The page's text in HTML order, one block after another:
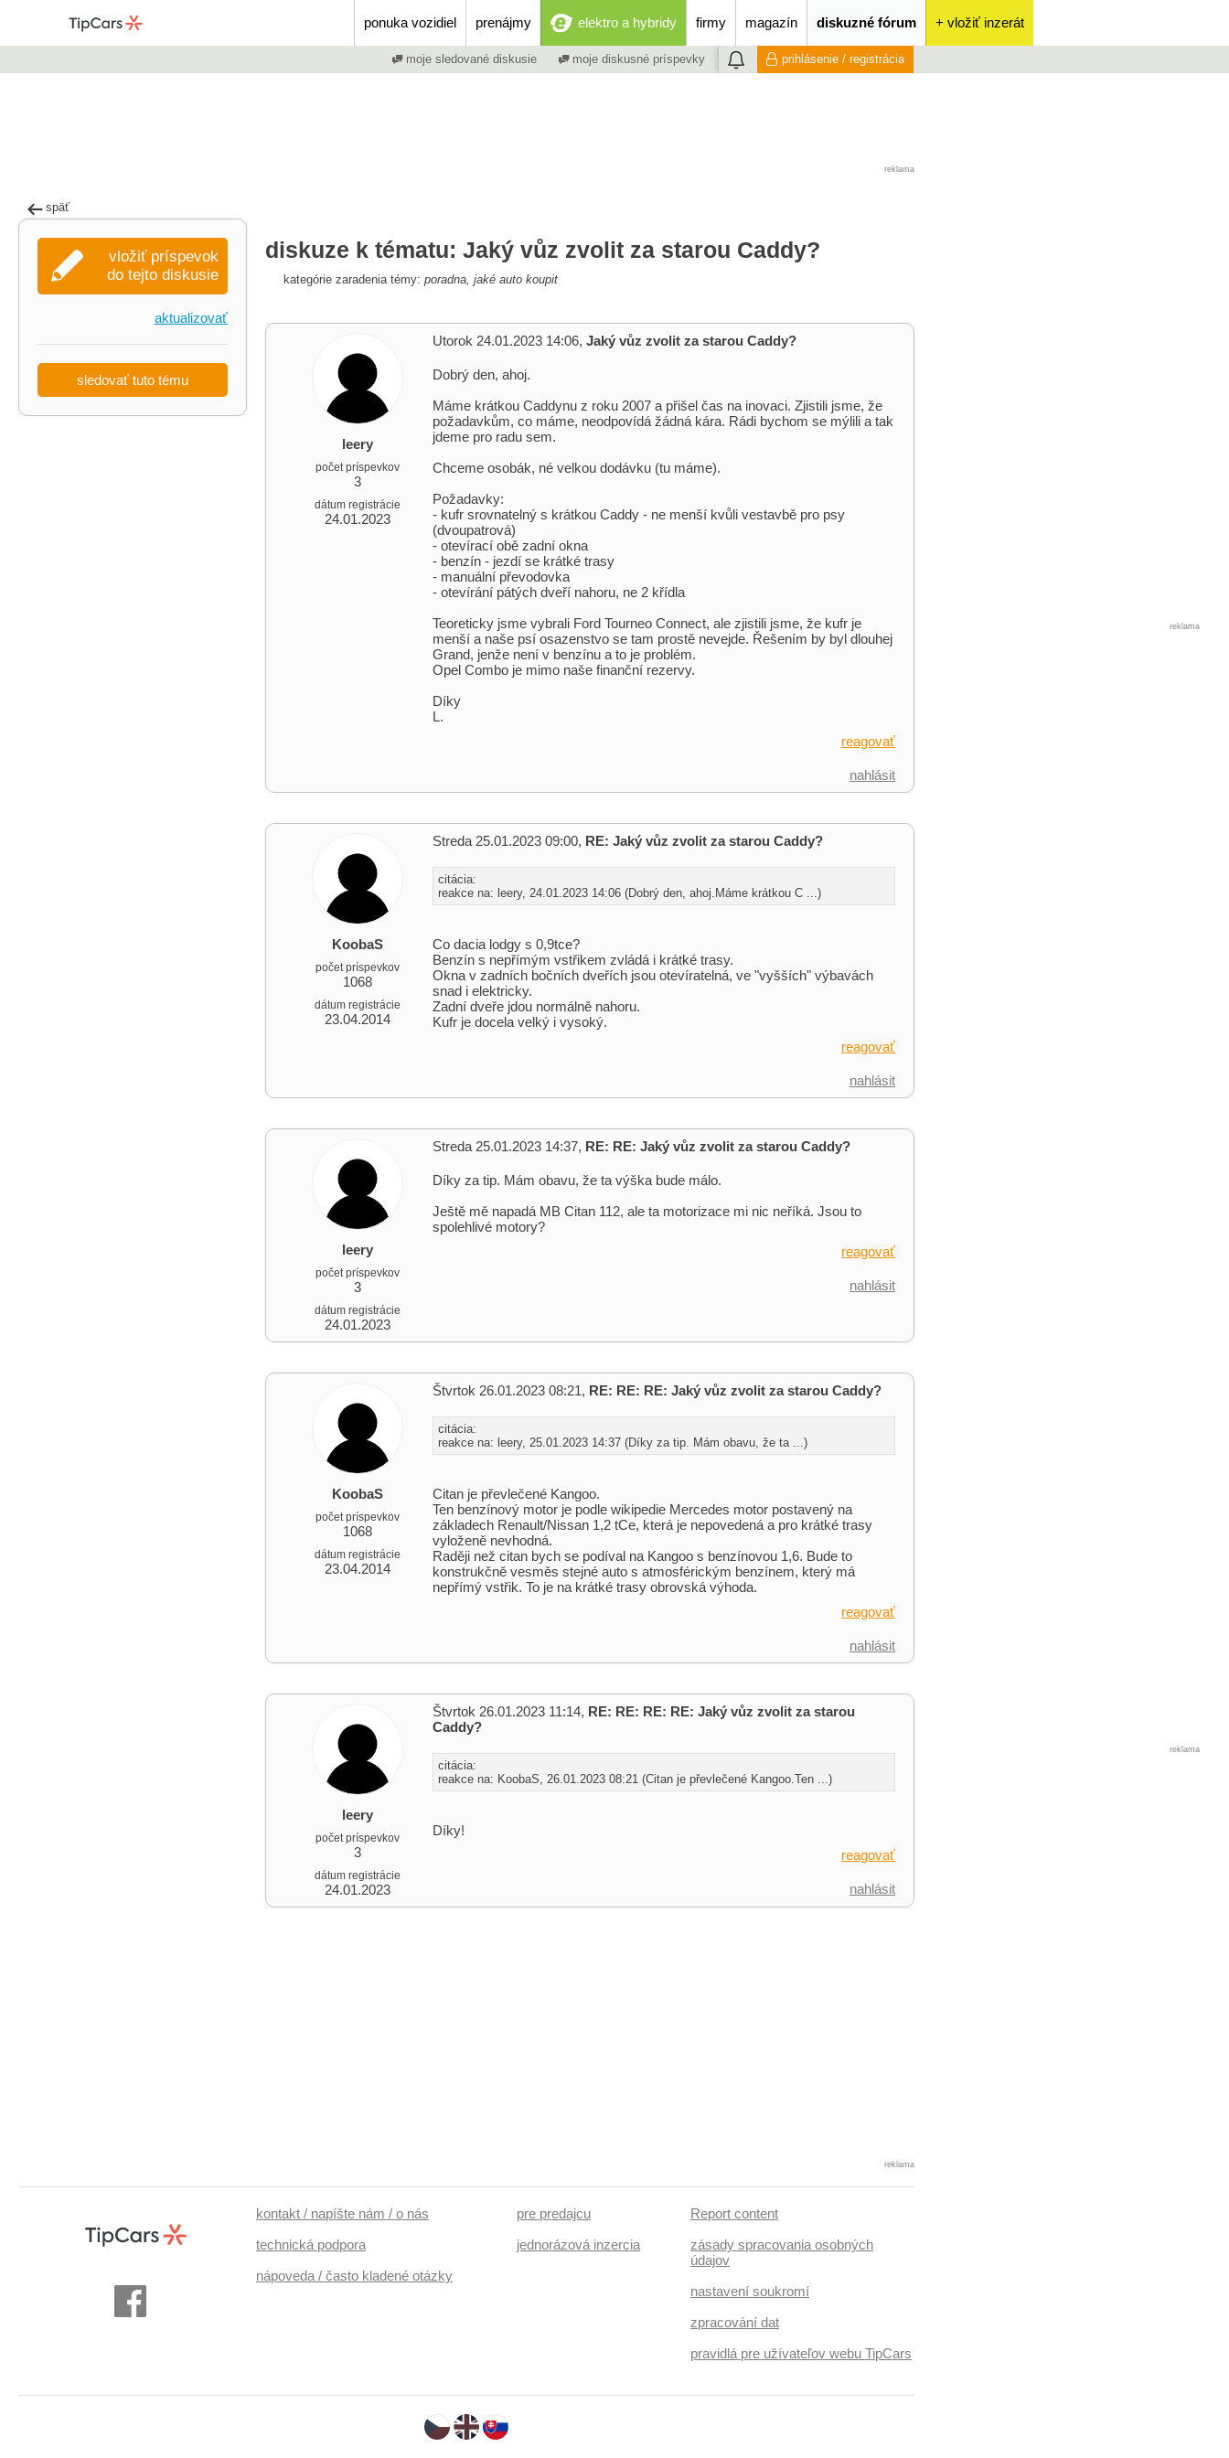
ponuka vozidiel prenájmy elektro a hybridy firmy magazín diskuzné fórum + vložiť inzerát
moje sledované diskusie moje diskusné príspevky prihlásenie / registrácia
reklama
späť
diskuze k tématu: Jaký vůz zvolit za starou Caddy?
kategórie zaradenia témy: poradna, jaké auto koupit
leery
počet príspevkov
3
dátum registrácie
24.01.2023
Utorok 24.01.2023 14:06, Jaký vůz zvolit za starou Caddy?
Dobrý den, ahoj.
Máme krátkou Caddynu z roku 2007 a přišel čas na inovaci. Zjistili jsme, že
požadavkům, co máme, neodpovídá žádná kára. Rádi bychom se mýlili a tak
jdeme pro radu sem.
Chceme osobák, né velkou dodávku (tu máme).
Požadavky:
- kufr srovnatelný s krátkou Caddy - ne menší kvůli vestavbě pro psy
(dvoupatrová)
- otevírací obě zadní okna
- benzín - jezdí se krátké trasy
- manuální převodovka
- otevírání pátých dveří nahoru, ne 2 křídla
Teoreticky jsme vybrali Ford Tourneo Connect, ale zjistili jsme, že kufr je
menší a naše psí osazenstvo se tam prostě nevejde. Řešením by byl dlouhej
Grand, jenže není v benzínu a to je problém.
Opel Combo je mimo naše finanční rezervy.
Díky
L.
reagovať
nahlásit
KoobaS
počet príspevkov
1068
dátum registrácie
23.04.2014
Streda 25.01.2023 09:00, RE: Jaký vůz zvolit za starou Caddy?
citácia:
reakce na: leery, 24.01.2023 14:06 (Dobrý den, ahoj.Máme krátkou C ...)
Co dacia lodgy s 0,9tce?
Benzín s nepřímým vstřikem zvládá i krátké trasy.
Okna v zadních bočních dveřích jsou otevíratelná, ve "vyšších" výbavách
snad i elektricky.
Zadní dveře jdou normálně nahoru.
Kufr je docela velký i vysoký.
reagovať
nahlásit
leery
počet príspevkov
3
dátum registrácie
24.01.2023
Streda 25.01.2023 14:37, RE: RE: Jaký vůz zvolit za starou Caddy?
Díky za tip. Mám obavu, že ta výška bude málo.
Ještě mě napadá MB Citan 112, ale ta motorizace mi nic neříká. Jsou to
spolehlivé motory?
reagovať
nahlásit
KoobaS
počet príspevkov
1068
dátum registrácie
23.04.2014
Štvrtok 26.01.2023 08:21, RE: RE: RE: Jaký vůz zvolit za starou Caddy?
citácia:
reakce na: leery, 25.01.2023 14:37 (Díky za tip. Mám obavu, že ta ...)
Citan je převlečené Kangoo.
Ten benzínový motor je podle wikipedie Mercedes motor postavený na
základech Renault/Nissan 1,2 tCe, která je nepovedená a pro krátké trasy
vyloženě nevhodná.
Raději než citan bych se podíval na Kangoo s benzínovou 1,6. Bude to
konstrukčně vesměs stejné auto s atmosférickým benzínem, který má
nepřímý vstřik. To je na krátké trasy obrovská výhoda.
reagovať
nahlásit
leery
počet príspevkov
3
dátum registrácie
24.01.2023
Štvrtok 26.01.2023 11:14, RE: RE: RE: RE: Jaký vůz zvolit za starou
Caddy?
citácia:
reakce na: KoobaS, 26.01.2023 08:21 (Citan je převlečené Kangoo.Ten ...)
Díky!
reagovať
nahlásit
vložiť príspevok
do tejto diskusie
aktualizovať
sledovať tuto tému
reklama
reklama
reklama
kontakt / napíšte nám / o nás
technická podpora
nápoveda / často kladené otázky
pre predajcu
jednorázová inzercia
Report content
zásady spracovania osobných
údajov
nastavení soukromí
zpracování dat
pravidlá pre užívateľov webu TipCars